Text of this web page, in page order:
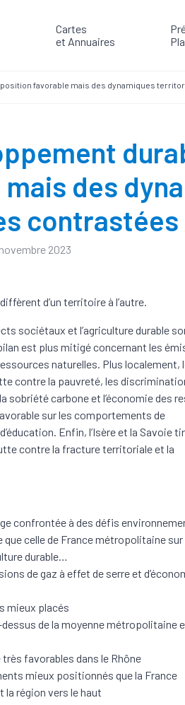
Cartes
et Annuaires
favorable mais des dynamiques
des
contrastées
novembre 2023
d’un territoire à l’autre.
sociétaux et l’agriculture durable
est plus mitigé concernant les
naturelles. Plus localement,
contre la pauvreté, les
sobriété carbone et l’économie des
sur les comportements de
Enfin, l’Isère et la Savoie
contre la fracture territoriale et la
confrontée à des défis
celle de France métropolitaine sur
durable…
de gaz à effet de serre et
mieux placés
de la moyenne métropolitaine
favorables dans le Rhône
mieux positionnés que la France
la région vers le haut